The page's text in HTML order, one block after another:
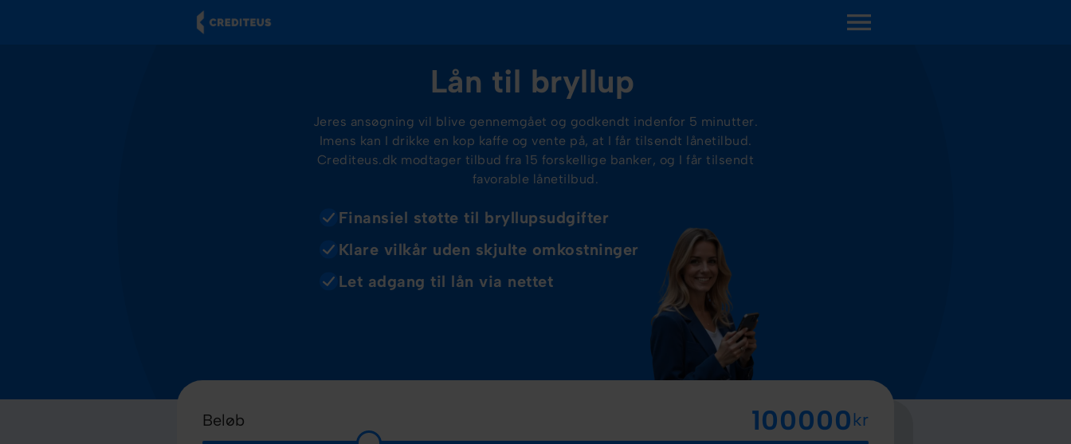
Lån til bryllup
Jeres ansøgning vil blive gennemgået og godkendt indenfor 5 minutter.
Imens kan I drikke en kop kaffe og vente på, at I får tilsendt lånetilbud.
Crediteus.dk modtager tilbud fra 15 forskellige banker, og I får tilsendt
favorable lånetilbud.
Finansiel støtte til bryllupsudgifter
Klare vilkår uden skjulte omkostninger
Let adgang til lån via nettet
Beløb kr